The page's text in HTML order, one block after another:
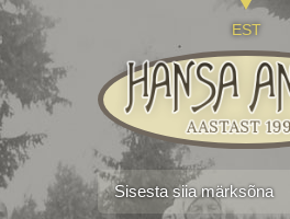
EST